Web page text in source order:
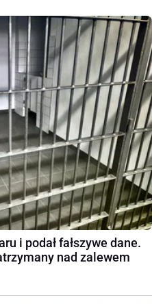
i podał fałszywe dane.
nad zalewem